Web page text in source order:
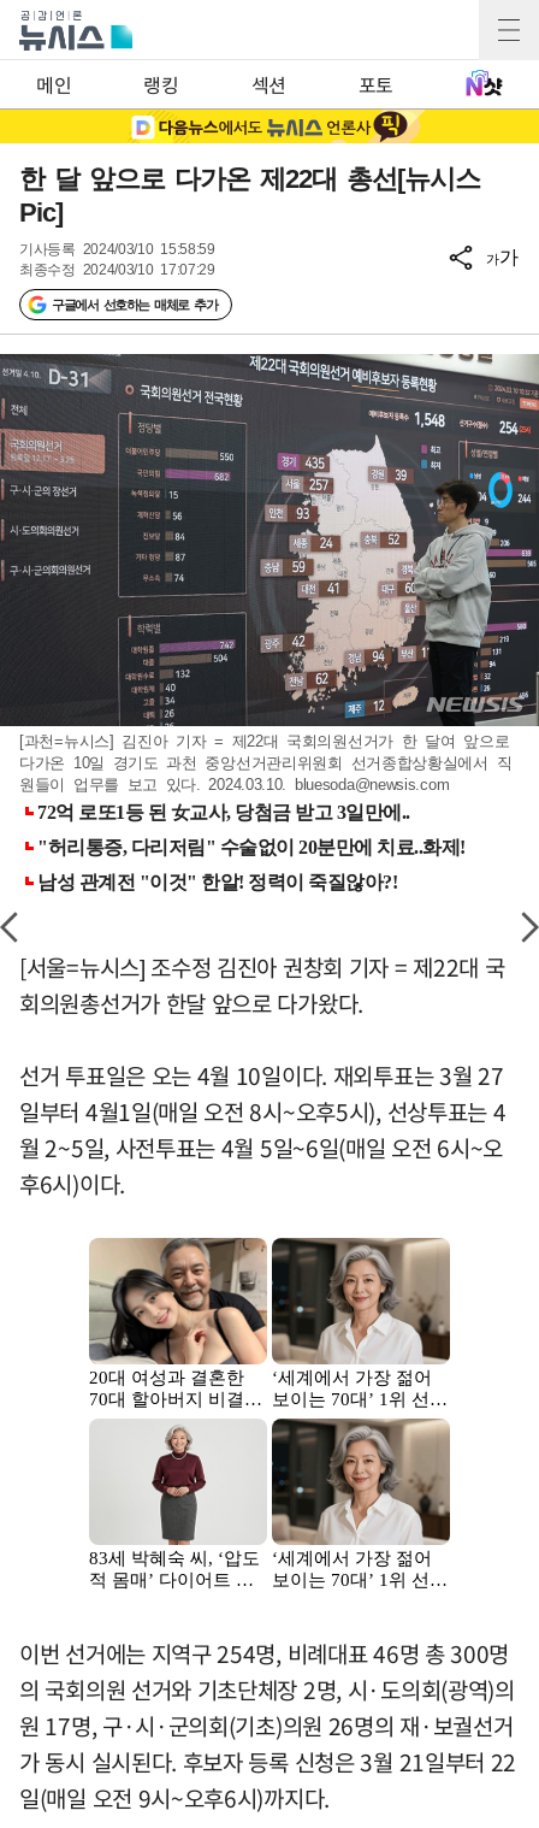
메인 랭킹 섹션 포토
한 달 앞으로 다가온 제22대 총선[뉴시스
Pic]
기사등록 2024/03/10 15:58:59
최종수정 2024/03/10 17:07:29
구글에서 선호하는 매체로 추가
가가
[과천=뉴시스] 김진아 기자 = 제22대 국회의원선거가 한 달여 앞으로
다가온 10일 경기도 과천 중앙선거관리위원회 선거종합상황실에서 직
원들이 업무를 보고 있다. 2024.03.10. bluesoda@newsis.com
[서울=뉴시스] 조수정 김진아 권창회 기자 = 제22대 국
회의원총선거가 한달 앞으로 다가왔다.
선거 투표일은 오는 4월 10일이다. 재외투표는 3월 27
일부터 4월1일(매일 오전 8시~오후5시), 선상투표는 4
월 2~5일, 사전투표는 4월 5일~6일(매일 오전 6시~오
후6시)이다.
이번 선거에는 지역구 254명, 비례대표 46명 총 300명
의 국회의원 선거와 기초단체장 2명, 시·도의회(광역)의
원 17명, 구·시·군의회(기초)의원 26명의 재·보궐선거
가 동시 실시된다. 후보자 등록 신청은 3월 21일부터 22
일(매일 오전 9시~오후6시)까지다.